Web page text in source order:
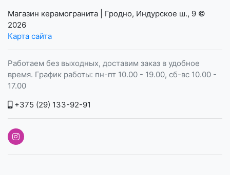
Магазин керамогранита | Гродно, Индурское ш., 9 ©
2026
Карта сайта
Работаем без выходных, доставим заказ в удобное
время. График работы: пн-пт 10.00 - 19.00, сб-вс 10.00 -
17.00
+375 (29) 133-92-91